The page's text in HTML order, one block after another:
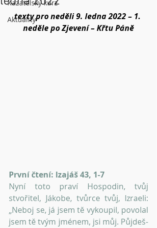
Kazatelský kurz
Aktuality
texty pro neděli 9. ledna 2022 – 1.
neděle po Zjevení – Křtu Páně
První čtení: Izajáš 43, 1-7
Nyní toto praví Hospodin, tvůj
stvořitel, Jákobe, tvůrce tvůj, Izraeli:
„Neboj se, já jsem tě vykoupil, povolal
jsem tě tvým jménem, jsi můj. Půjdeš-